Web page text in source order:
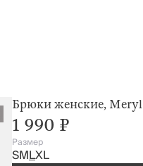
Брюки женские, Meryl
1 990 ₽
Размер
SMLXL